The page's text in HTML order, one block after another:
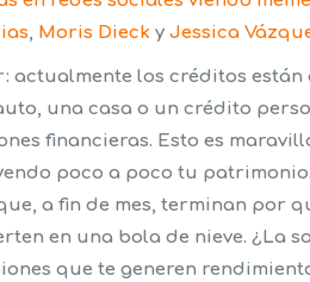
, Moris Dieck yJessica
actualmente los créditos están
una casa o un crédito
financieras. Esto es
poco a poco tu
a fin de mes, terminan por
en una bola de nieve. ¿La
que te generen